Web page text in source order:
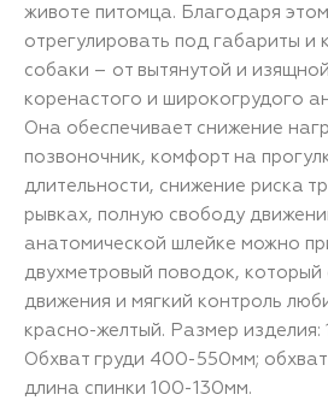
животе питомца. Благодаря
отрегулировать под габариты и
собаки – от вытянутой и
коренастого и широкогрудого
Она обеспечивает снижение
позвоночник, комфорт на
длительности, снижение риска
рывках, полную свободу
анатомической шлейке можно
двухметровый поводок, который
движения и мягкий контроль
красно-желтый. Размер
Обхват груди 400-550мм;
длина спинки 100-130мм.